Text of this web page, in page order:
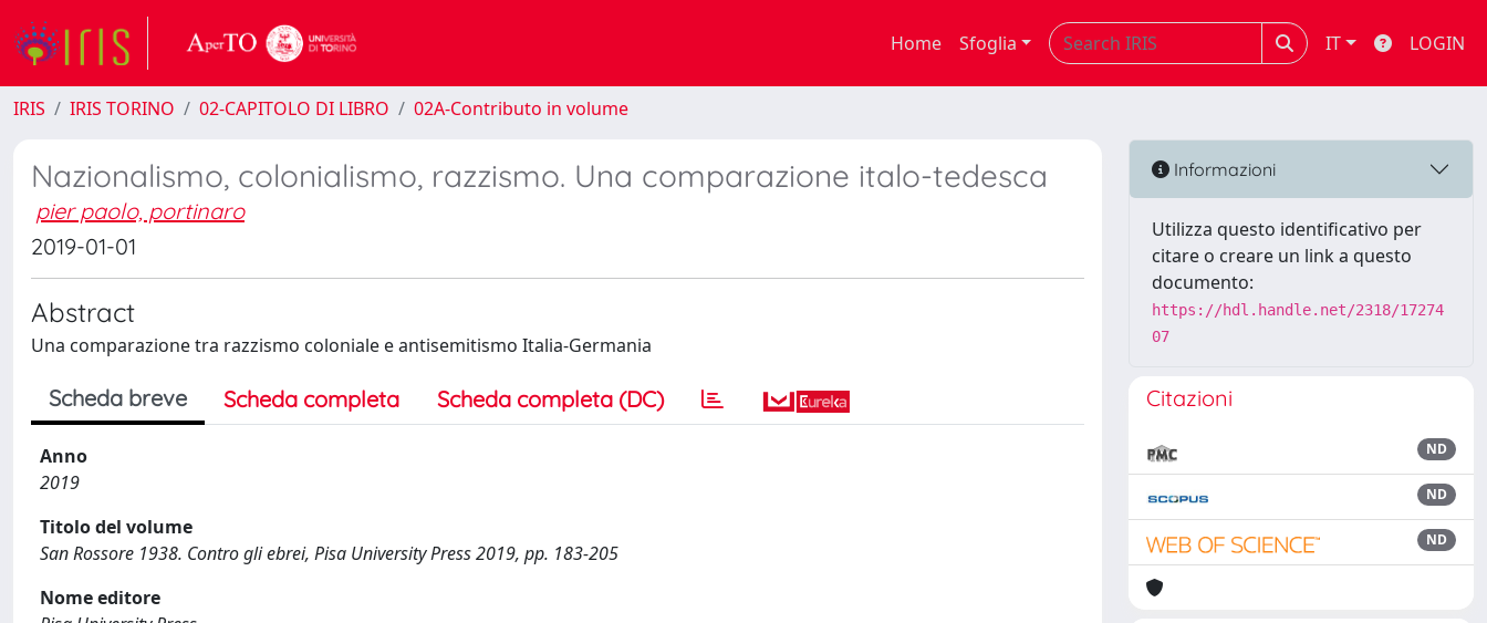
Home Sfoglia IT LOGIN
IRIS IRIS TORINO 02-CAPITOLO DI LIBRO 02A-Contributo in volume
Nazionalismo, colonialismo, razzismo. Una comparazione italo-tedesca
pier paolo, portinaro
2019-01-01
Abstract
Una comparazione tra razzismo coloniale e antisemitismo Italia-Germania
Scheda breve Scheda completa Scheda completa (DC)
Anno
2019
Titolo del volume
San Rossore 1938. Contro gli ebrei, Pisa University Press 2019, pp. 183-205
Nome editore
Informazioni
Utilizza questo identificativo per
citare o creare un link a questo
documento:
https://hdl.handle.net/2318/17274
07
Citazioni
ND
ND
ND